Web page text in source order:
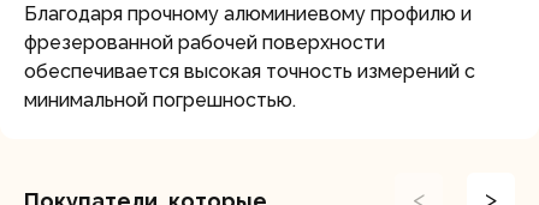
Благодаря прочному алюминиевому профилю и
фрезерованной рабочей поверхности
обеспечивается высокая точность измерений с
минимальной погрешностью.
< >